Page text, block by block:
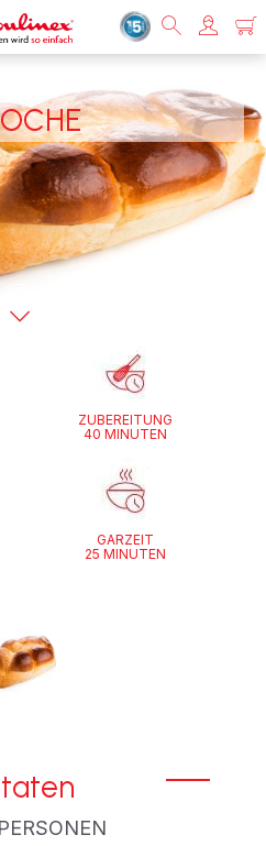
ZUBEREITUNG
40 MINUTEN
GARZEIT
25 MINUTEN